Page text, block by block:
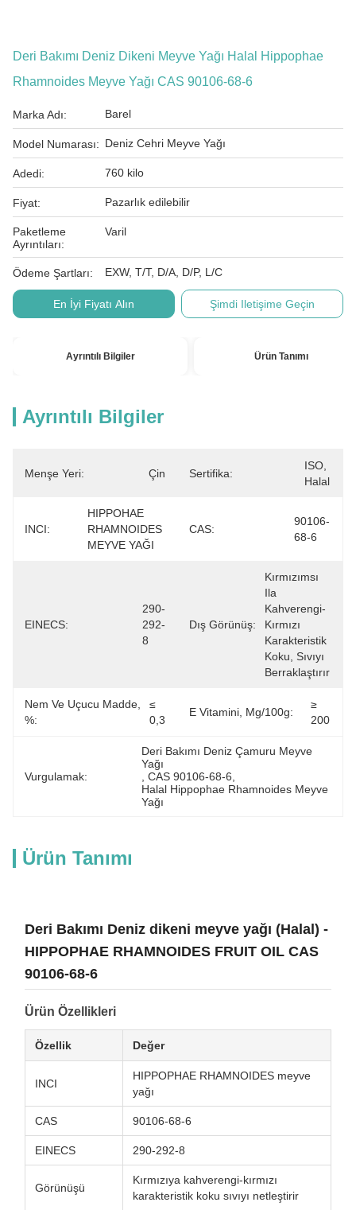
Deri Bakımı Deniz Dikeni Meyve Yağı Halal Hippophae
Rhamnoides Meyve Yağı CAS 90106-68-6
Marka Adı: Barel
Model Numarası: Deniz Cehri Meyve Yağı
Adedi: 760 kilo
Fiyat: Pazarlık edilebilir
Paketleme
Ayrıntıları:
Varil
Ödeme Şartları: EXW, T/T, D/A, D/P, L/C
En İyi Fiyatı Alın Şimdi Iletişime Geçin
Ayrıntılı Bilgiler Ürün Tanımı
Ayrıntılı Bilgiler
Menşe Yeri: Çin Sertifika:
ISO,
Halal
INCI:
HIPPOHAE
RHAMNOIDES
MEYVE YAĞI
CAS:
90106-
68-6
EINECS:
290-
292-
8
Dış Görünüş:
Kırmızımsı
Ila
Kahverengi-
Kırmızı
Karakteristik
Koku, Sıvıyı
Berraklaştırır
Nem Ve Uçucu Madde,
%:
≤
0,3
E Vitamini, Mg/100g:
≥
200
Vurgulamak:
Deri Bakımı Deniz Çamuru Meyve
Yağı
, CAS 90106-68-6
Halal Hippophae Rhamnoides Meyve
Yağı
Ürün Tanımı
Deri Bakımı Deniz dikeni meyve yağı (Halal) -
HIPPOPHAE RHAMNOIDES FRUIT OIL CAS
90106-68-6
Ürün Özellikleri
Özellik Değer
INCI
HIPPOPHAE RHAMNOIDES meyve
yağı
CAS 90106-68-6
EINECS 290-292-8
Görünüşü
Kırmızıya kahverengi-kırmızı
karakteristik koku sıvıyı netleştirir